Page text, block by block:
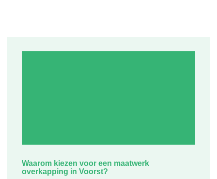
Waarom kiezen voor een maatwerk
overkapping in Voorst?